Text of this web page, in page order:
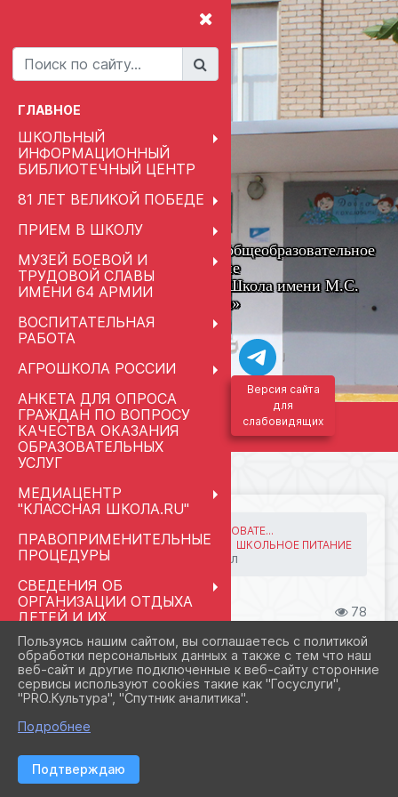
ГЛАВНОЕ
ШКОЛЬНЫЙ
ИНФОРМАЦИОННЫЙ
БИБЛИОТЕЧНЫЙ ЦЕНТР
81 ЛЕТ ВЕЛИКОЙ ПОБЕДЕ
ПРИЕМ В ШКОЛУ
МУЗЕЙ БОЕВОЙ И
ТРУДОВОЙ СЛАВЫ
ИМЕНИ 64 АРМИИ
ВОСПИТАТЕЛЬНАЯ
РАБОТА
АГРОШКОЛА РОССИИ
АНКЕТА ДЛЯ ОПРОСА
ГРАЖДАН ПО ВОПРОСУ
КАЧЕСТВА ОКАЗАНИЯ
ОБРАЗОВАТЕЛЬНЫХ
УСЛУГ
МЕДИАЦЕНТР
"КЛАССНАЯ ШКОЛА.RU"
ПРАВОПРИМЕНИТЕЛЬНЫЕ
ПРОЦЕДУРЫ
СВЕДЕНИЯ ОБ
ОРГАНИЗАЦИИ ОТДЫХА
ДЕТЕЙ И ИХ
ОЗДОРОВЛЕНИЯ
РАЗГОВОРЫ О ВАЖНОМ
МАЙ 2026
ПЕДАГОГАМ И
СОТРУДНИКАМ
МЕНТОРСТВО
ШКОЛЬНЫЙ
Версия сайта
для
слабовидящих
Муниципальное автономное общеобразовательное
учреждение
«Привольненская Средняя Школа имени М.С.
Шумилова»
ГЛАВНАЯ
СВЕДЕНИЯ ОБ ОБРАЗОВАТЕ...
13. ОРГАНИЗАЦИЯ ПИТАНИ...
ШКОЛЬНОЕ ПИТАНИЕ
Информационный материал
01.06.2026 19:22 78
ИНФОРМАЦИОННЫЙ МАТЕРИАЛ
Пользуясь нашим сайтом, вы соглашаетесь с политикой
обработки персональных данных а также с тем что наш
веб-сайт и другие подключенные к веб-сайту сторонние
сервисы используют cookies такие как "Госуслуги",
"PRO.Культура", "Спутник аналитика".
Подробнее
Подтверждаю